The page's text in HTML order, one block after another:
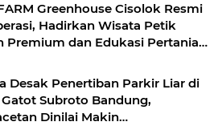
Greenhouse Cisolok Resmi
Hadirkan Wisata Petik
Premium dan Edukasi Pertanian
Desak Penertiban Parkir Liar di
Subroto Bandung,
Dinilai Makin